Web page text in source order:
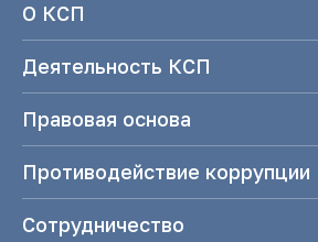
О КСП
Деятельность КСП
Правовая основа
Противодействие коррупции
Сотрудничество